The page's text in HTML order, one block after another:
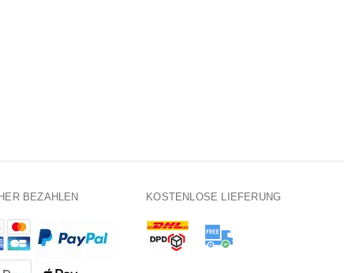
BEZAHLEN KOSTENLOSE LIEFERUNG